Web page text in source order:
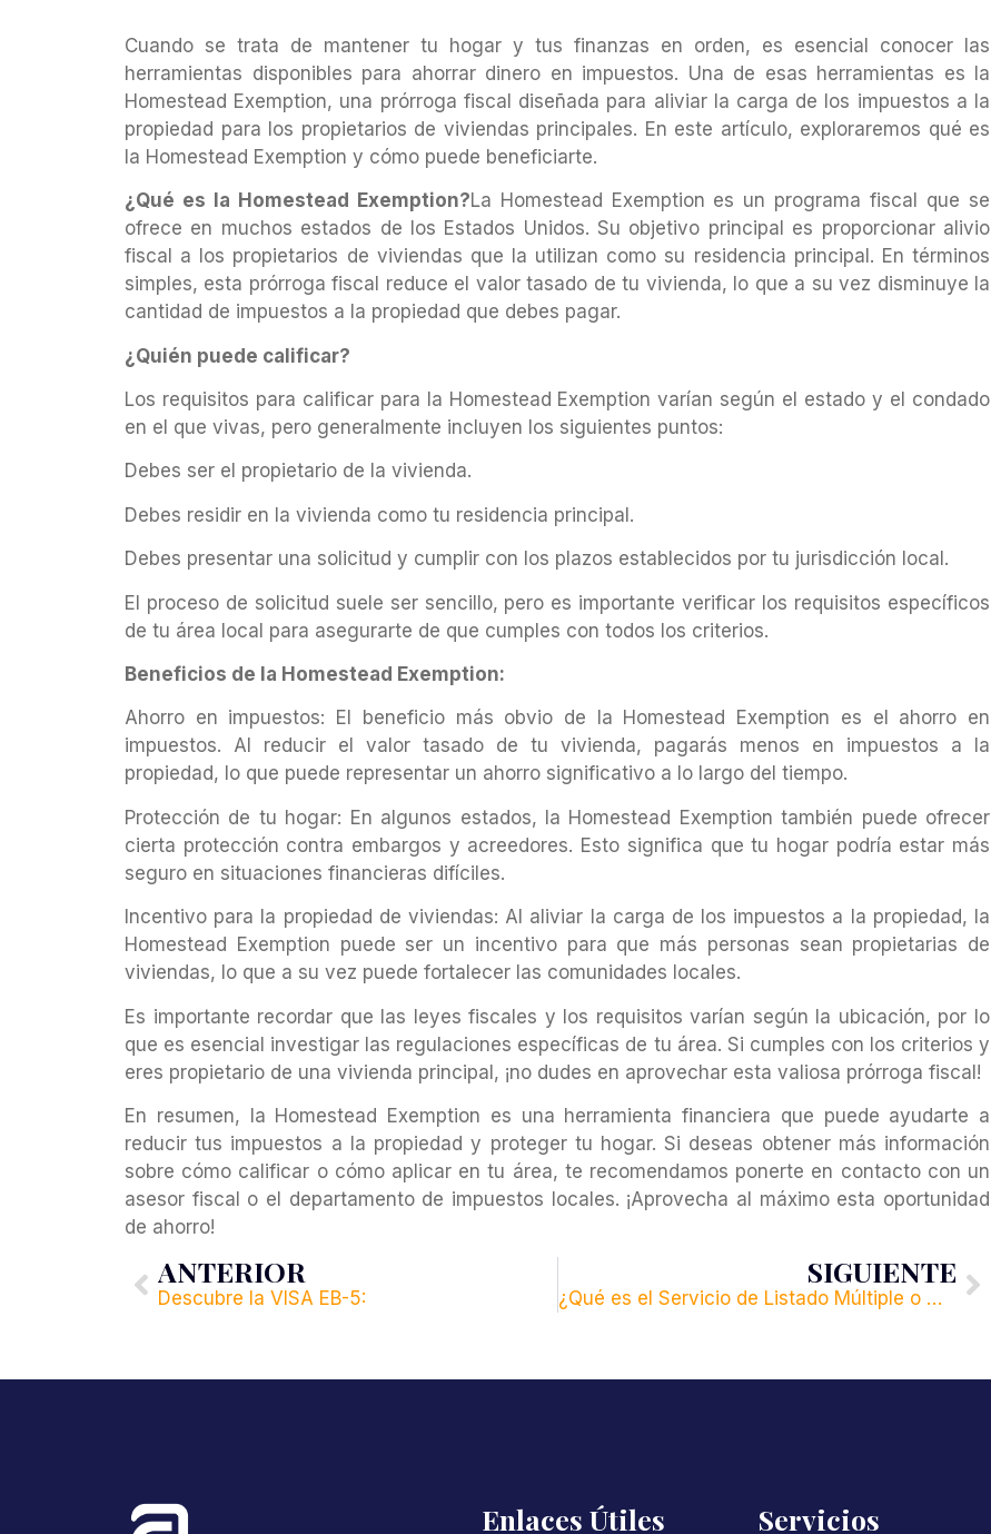
Cuando se trata de mantener tu hogar y tus finanzas en orden, es esencial conocer las
herramientas disponibles para ahorrar dinero en impuestos. Una de esas herramientas es la
Homestead Exemption, una prórroga fiscal diseñada para aliviar la carga de los impuestos a la
propiedad para los propietarios de viviendas principales. En este artículo, exploraremos qué es
la Homestead Exemption y cómo puede beneficiarte.
¿Qué es la Homestead Exemption?La Homestead Exemption es un programa fiscal que se
ofrece en muchos estados de los Estados Unidos. Su objetivo principal es proporcionar alivio
fiscal a los propietarios de viviendas que la utilizan como su residencia principal. En términos
simples, esta prórroga fiscal reduce el valor tasado de tu vivienda, lo que a su vez disminuye la
cantidad de impuestos a la propiedad que debes pagar.
¿Quién puede calificar?
Los requisitos para calificar para la Homestead Exemption varían según el estado y el condado
en el que vivas, pero generalmente incluyen los siguientes puntos:
Debes ser el propietario de la vivienda.
Debes residir en la vivienda como tu residencia principal.
Debes presentar una solicitud y cumplir con los plazos establecidos por tu jurisdicción local.
El proceso de solicitud suele ser sencillo, pero es importante verificar los requisitos específicos
de tu área local para asegurarte de que cumples con todos los criterios.
Beneficios de la Homestead Exemption:
Ahorro en impuestos: El beneficio más obvio de la Homestead Exemption es el ahorro en
impuestos. Al reducir el valor tasado de tu vivienda, pagarás menos en impuestos a la
propiedad, lo que puede representar un ahorro significativo a lo largo del tiempo.
Protección de tu hogar: En algunos estados, la Homestead Exemption también puede ofrecer
cierta protección contra embargos y acreedores. Esto significa que tu hogar podría estar más
seguro en situaciones financieras difíciles.
Incentivo para la propiedad de viviendas: Al aliviar la carga de los impuestos a la propiedad, la
Homestead Exemption puede ser un incentivo para que más personas sean propietarias de
viviendas, lo que a su vez puede fortalecer las comunidades locales.
Es importante recordar que las leyes fiscales y los requisitos varían según la ubicación, por lo
que es esencial investigar las regulaciones específicas de tu área. Si cumples con los criterios y
eres propietario de una vivienda principal, ¡no dudes en aprovechar esta valiosa prórroga fiscal!
En resumen, la Homestead Exemption es una herramienta financiera que puede ayudarte a
reducir tus impuestos a la propiedad y proteger tu hogar. Si deseas obtener más información
sobre cómo calificar o cómo aplicar en tu área, te recomendamos ponerte en contacto con un
asesor fiscal o el departamento de impuestos locales. ¡Aprovecha al máximo esta oportunidad
de ahorro!
ANTERIOR
Descubre la VISA EB-5:
SIGUIENTE
¿Qué es el Servicio de Listado Múltiple o MLS?
Enlaces Útiles Servicios